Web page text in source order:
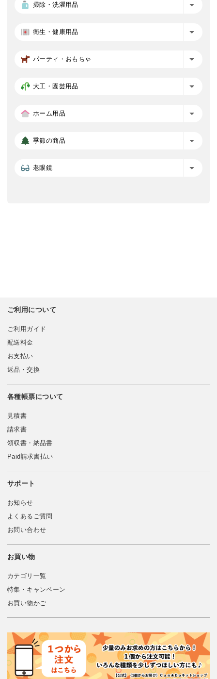
掃除・洗濯用品
衛生・健康用品
パーティ・おもちゃ
大工・園芸用品
ホーム用品
季節の商品
老眼鏡
ご利用について
ご利用ガイド
配送料金
お支払い
返品・交換
各種帳票について
見積書
請求書
領収書・納品書
Paid請求書払い
サポート
お知らせ
よくあるご質問
お問い合わせ
お買い物
カテゴリ一覧
特集・キャンペーン
お買い物かご